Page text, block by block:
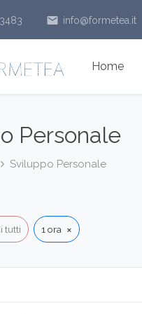
email info@formetea.it
Home
Personale
Sviluppo Personale
tutti 1 ora ×